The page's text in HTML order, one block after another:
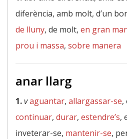
diferència, amb molt, d’un
de lluny, de molt, en gran
prou i massa, sobre manera
anar llarg
1.vaguantar, allargassar-se,
continuar, durar, estendre’s,
inveterar-se, mantenir-se,